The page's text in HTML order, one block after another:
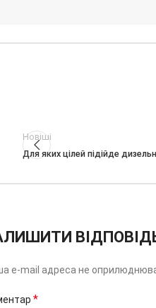
Новіші
Для яких цілей підійде
e-mail адреса не
*